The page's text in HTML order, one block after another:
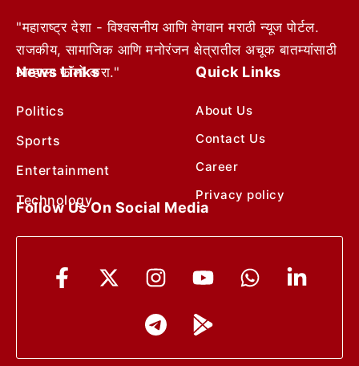
"महाराष्ट्र देशा - विश्वसनीय आणि वेगवान मराठी न्यूज पोर्टल.
राजकीय, सामाजिक आणि मनोरंजन क्षेत्रातील अचूक बातम्यांसाठी
आम्हाला फॉलो करा."
News Links
Politics
Sports
Entertainment
Technology
Quick Links
About Us
Contact Us
Career
Privacy policy
Follow Us On Social Media